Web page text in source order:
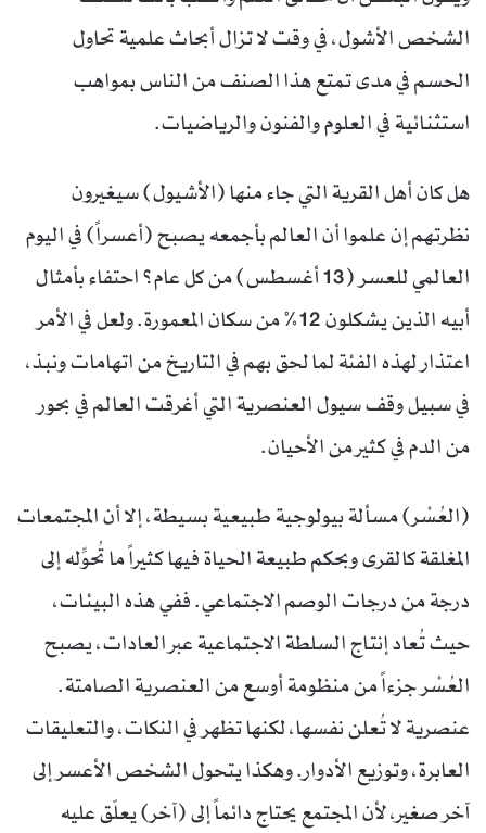
الشخص الأشول، في وقت لا تزال أبحاث علمية تحاول
الحسم في مدى تمتع هذا الصنف من الناس بمواهب
استثنائية في العلوم والفنون والرياضيات.
هل كان أهل القرية التي جاء منها (الأشيول) سيغيرون
نظرتهم إن علموا أن العالم بأجمعه يصبح (أعسراً) في اليوم
العالمي للعسر (13 أغسطس) من كل عام؟ احتفاء بأمثال
أبيه الذين يشكلون 12% من سكان المعمورة. ولعل في الأمر
اعتذار لهذه الفئة لما لحق بهم في التاريخ من اتهامات ونبذ،
في سبيل وقف سيول العنصرية التي أغرقت العالم في بحور
من الدم في كثير من الأحيان.
(العُسْر) مسألة بيولوجية طبيعية بسيطة، إلا أن المجتمعات
المغلقة كالقرى وبحكم طبيعة الحياة فيها كثيراً ما تُحوِّله إلى
درجة من درجات الوصم الاجتماعي. ففي هذه البيئات،
حيث تُعاد إنتاج السلطة الاجتماعية عبر العادات، يصبح
العُسْر جزءاً من منظومة أوسع من العنصرية الصامتة.
عنصرية لا تُعلن نفسها، لكنها تظهر في النكات، والتعليقات
العابرة، وتوزيع الأدوار. وهكذا يتحول الشخص الأعسر إلى
آخر صغير، لأن المجتمع يحتاج دائماً إلى (آخر) يعلّق عليه